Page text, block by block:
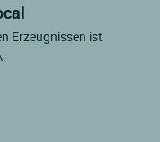
Erzeugnissen ist